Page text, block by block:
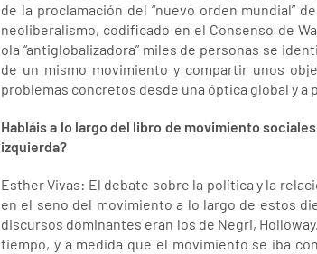
de la proclamación del “nuevo orden mundial”
neoliberalismo, codificado en el Consenso de
ola “antiglobalizadora” miles de personas se
de un mismo movimiento y compartir unos
problemas concretos desde una óptica global y
Habláis a lo largo del libro de movimiento
izquierda?
Esther Vivas: El debate sobre la política y la
en el seno del movimiento a lo largo de estos
discursos dominantes eran los de Negri,
tiempo, y a medida que el movimiento se iba